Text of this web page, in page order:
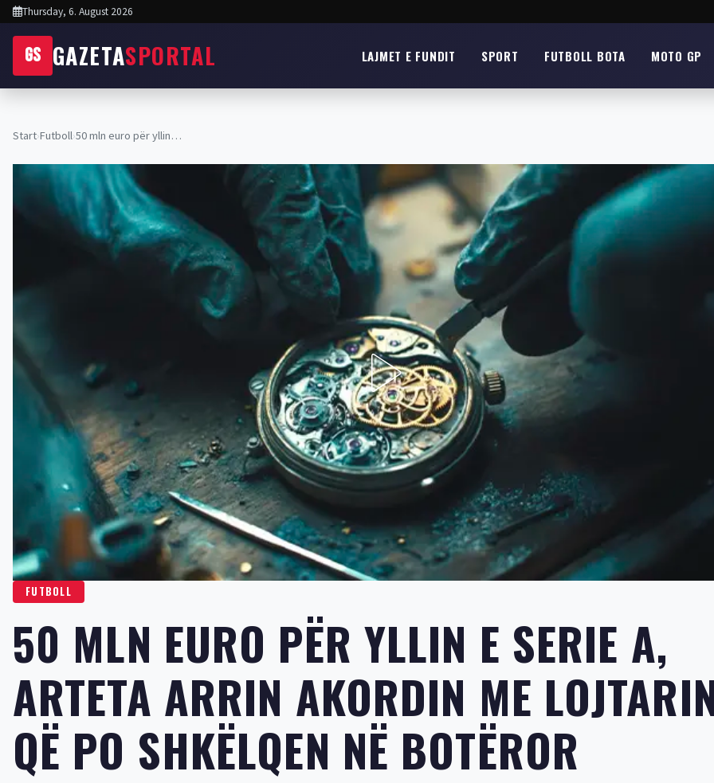
Thursday, 6. August 2026
GS GAZETASPORTAL LAJMET E FUNDIT SPORT FUTBOLL BOTA MOTO GP
Start›Futboll›50 mln euro për yllin…
FUTBOLL
50 MLN EURO PËR YLLIN E SERIE A,
ARTETA ARRIN AKORDIN ME
QË PO SHKËLQEN NË BOTËROR